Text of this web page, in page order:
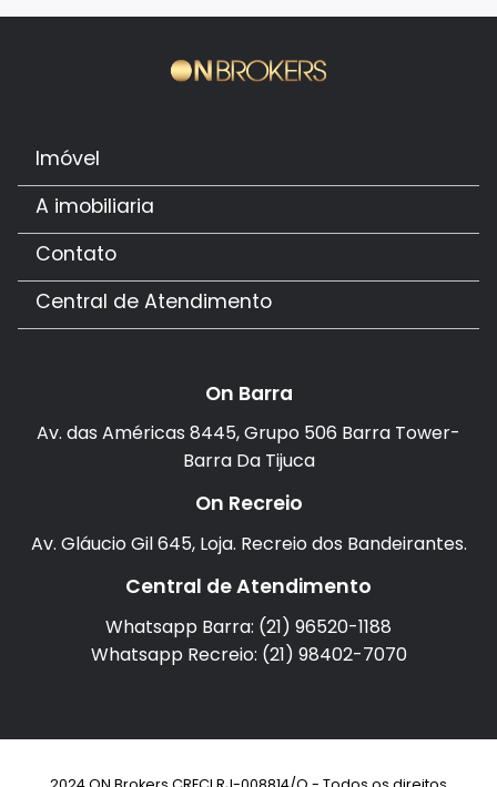
Imóvel
A imobiliaria
Contato
Central de Atendimento
On Barra
Av. das Américas 8445, Grupo 506 Barra Tower-
Barra Da Tijuca
On Recreio
Av. Gláucio Gil 645, Loja. Recreio dos Bandeirantes.
Central de Atendimento
Whatsapp Barra: (21) 96520-1188
Whatsapp Recreio: (21) 98402-7070